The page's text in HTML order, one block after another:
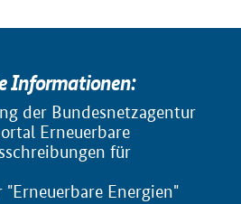
Informationen:
der Bundesnetzagentur
Erneuerbare
für
Energien"